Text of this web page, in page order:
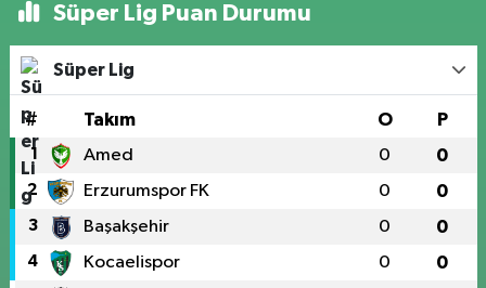
Süper Lig Puan Durumu
Süper Lig
# Takım O P
1 Amed 0 0
2 Erzurumspor FK 0 0
3 Başakşehir 0 0
4 Kocaelispor 0 0